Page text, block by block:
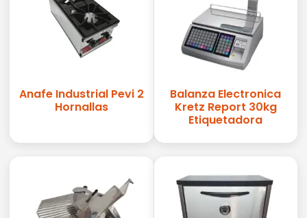
Anafe Industrial Pevi 2
Hornallas
Balanza Electronica
Kretz Report 30kg
Etiquetadora